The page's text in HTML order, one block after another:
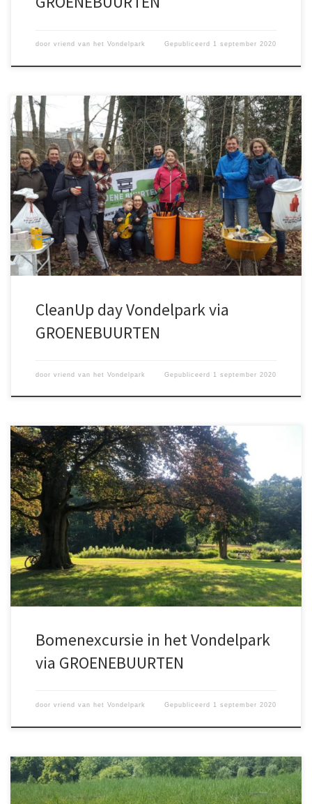
door vriend van het Vondelpark Gepubliceerd 1 september 2020
19 september @ 10:00 – 11:30. Meld je aan voor Cleanup day
Vondelpark. Voor meer informatie,
zie:https://groenebuurten.nl/agenda-item/cleanup-day-
vondelpark/?
utm_source=newsletter&utm_medium=email&utm_campaign=se
ptember_2020_nieuwsbrief_groenebuurten&utm_term=2020-08-
31
CleanUp day Vondelpark via
GROENEBUURTEN
door vriend van het Vondelpark Gepubliceerd 1 september 2020
26 september @ 10:30 Gratis. Zuig je vol met kennis over alle
bomen in het Vondelpark. Voor meer informatie,
zie:https://groenebuurten.nl/agenda-item/bomenexcursie-
vondelpark/?
utm_source=newsletter&utm_medium=email&utm_campaign=se
ptember_2020_nieuwsbrief_groenebuurten&utm_term=2020-08-
31
Bomenexcursie in het Vondelpark
via GROENEBUURTEN
door vriend van het Vondelpark Gepubliceerd 1 september 2020
27 september @ 11:00 – 16:00. Voor kinderen van 5-12 jaar.Ga op